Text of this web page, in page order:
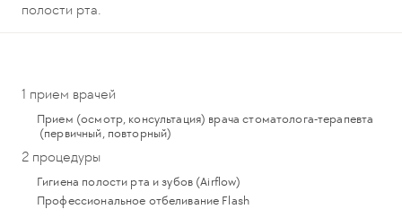
полости рта.
1 прием врачей
Прием (осмотр, консультация) врача стоматолога-терапевта
(первичный, повторный)
2 процедуры
Гигиена полости рта и зубов (Airflow)
Профессиональное отбеливание Flash